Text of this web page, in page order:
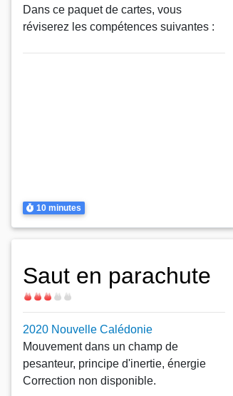
Dans ce paquet de cartes, vous
réviserez les compétences suivantes :
Durée
10 minutes
Saut en parachute
Difficulté
2020 Nouvelle Calédonie
Mouvement dans un champ de
pesanteur, principe d'inertie, énergie
Correction non disponible.